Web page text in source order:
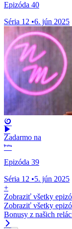
Epizóda 40
Séria 12 •6. jún 2025
Zadarmo na
Epizóda 39
Séria 12 •5. jún 2025
+
Zobraziť všetky
Zobraziť všetky
Bonusy z našich